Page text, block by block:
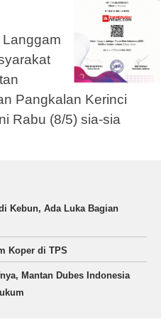
Pangkalan Kerinci
Rabu (8/5) sia-sia
Kebun, Ada Luka Bagian
Koper di TPS
Mantan Dubes Indonesia